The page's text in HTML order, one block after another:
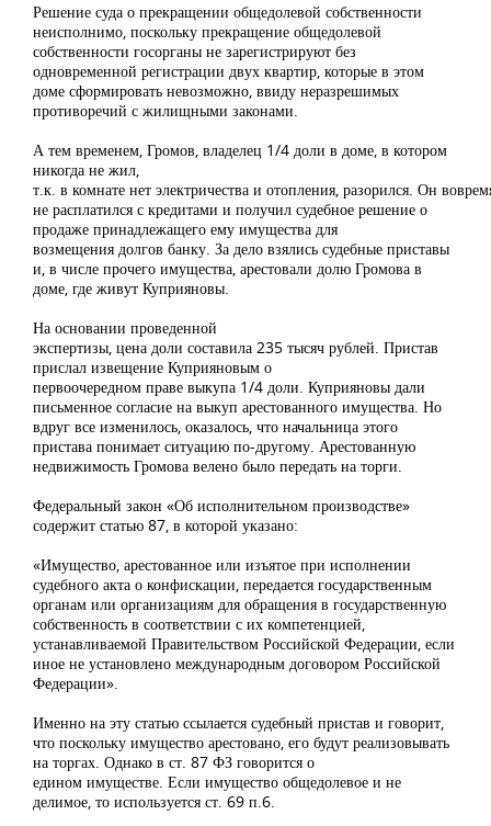
Решение суда о прекращении общедолевой собственности
неисполнимо, поскольку прекращение общедолевой
собственности госорганы не зарегистрируют без
одновременной регистрации двух квартир, которые в этом
доме сформировать невозможно, ввиду неразрешимых
противоречий с жилищными законами.
А тем временем, Громов, владелец 1/4 доли в доме, в котором
никогда не жил,
т.к. в комнате нет электричества и отопления, разорился. Он
не расплатился с кредитами и получил судебное решение о
продаже принадлежащего ему имущества для
возмещения долгов банку. За дело взялись судебные приставы
и, в числе прочего имущества, арестовали долю Громова в
доме, где живут Куприяновы.
На основании проведенной
экспертизы, цена доли составила 235 тысяч рублей. Пристав
прислал извещение Куприяновым о
первоочередном праве выкупа 1/4 доли. Куприяновы дали
письменное согласие на выкуп арестованного имущества. Но
вдруг все изменилось, оказалось, что начальница этого
пристава понимает ситуацию по-другому. Арестованную
недвижимость Громова велено было передать на торги.
Федеральный закон «Об исполнительном производстве»
содержит статью 87, в которой указано:
«Имущество, арестованное или изъятое при исполнении
судебного акта о конфискации, передается государственным
органам или организациям для обращения в государственную
собственность в соответствии с их компетенцией,
устанавливаемой Правительством Российской Федерации, если
иное не установлено международным договором Российской
Федерации».
Именно на эту статью ссылается судебный пристав и говорит,
что поскольку имущество арестовано, его будут реализовывать
на торгах. Однако в ст. 87 ФЗ говорится о
едином имуществе. Если имущество общедолевое и не
делимое, то используется ст. 69 п.6.